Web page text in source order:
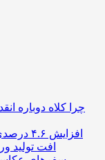
چرا کلاه دوباره
افت تولید